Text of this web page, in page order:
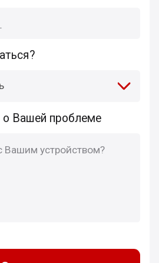
о Вашей проблеме